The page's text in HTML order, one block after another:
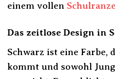
einem vollen
Das zeitlose Design in
Schwarz ist eine Farbe,
kommt und sowohl